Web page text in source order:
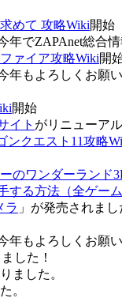
めて 攻略Wiki開始
でZAPAnet総合情
ァイア攻略Wiki開
もよろしくお願い
開始
イト がリニューア
ンクエスト11攻略
のワンダーランド
る方法（全ゲーム
ラ 」が発売されまし
もよろしくお願い
した！
ました。
。